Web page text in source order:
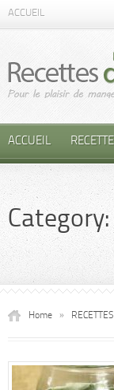
ACCUEIL
ACCUEIL
Home » RECETTES